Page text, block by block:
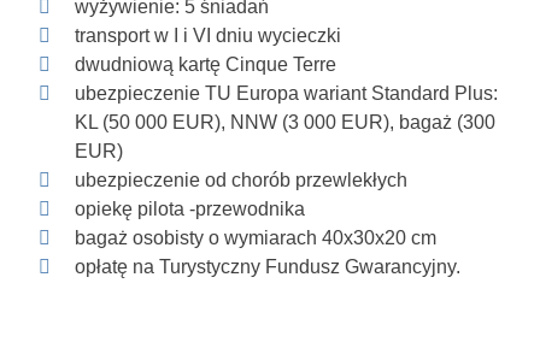
wyżywienie: 5 śniadań
transport w I i VI dniu wycieczki
dwudniową kartę Cinque Terre
ubezpieczenie TU Europa wariant Standard Plus:
KL (50 000 EUR), NNW (3 000 EUR), bagaż (300
EUR)
ubezpieczenie od chorób przewlekłych
opiekę pilota -przewodnika
bagaż osobisty o wymiarach 40x30x20 cm
opłatę na Turystyczny Fundusz Gwarancyjny.